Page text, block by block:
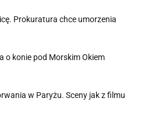
Prokuratura chce umorzenia
o konie pod Morskim Okiem
w Paryżu. Sceny jak z filmu